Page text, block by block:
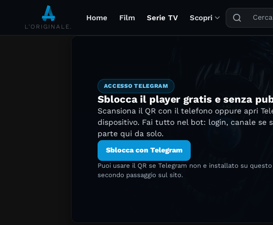
L'ORIGINALE.
Home Film Serie TV Scopri
Puoi
ACCESSO TELEGRAM
Sblocca il player gratis e senza
Scansiona il QR con il telefono oppure apri
dispositivo. Fai tutto nel bot: login, canale se
parte qui da solo.
Sblocca con Telegram
Puoi usare il QR se Telegram non e installato su
secondo passaggio sul sito.